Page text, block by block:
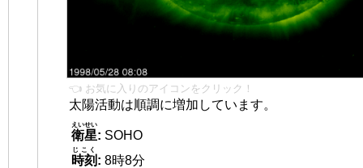
👈 お気に入りのアイコンをクリック！
太陽活動は順調に増加しています。
衛星
えいせい
: SOHO
時刻
じこく
: 8時8分